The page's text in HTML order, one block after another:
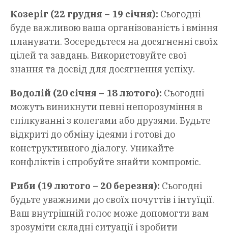
Козеріг (22 грудня – 19 січня): Сьогодні
буде важливою ваша організованість і вміння
планувати. Зосередьтеся на досягненні своїх
цілей та завдань. Використовуйте свої
знання та досвід для досягнення успіху.
Водолій (20 січня – 18 лютого): Сьогодні
можуть виникнути певні непорозуміння в
спілкуванні з колегами або друзями. Будьте
відкриті до обміну ідеями і готові до
конструктивного діалогу. Уникайте
конфліктів і спробуйте знайти компроміс.
Риби (19 лютого – 20 березня): Сьогодні
будьте уважними до своїх почуттів і інтуїції.
Ваш внутрішній голос може допомогти вам
зрозуміти складні ситуації і зробити